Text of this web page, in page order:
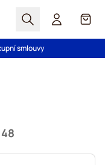
Hledat Košík
smlouvy